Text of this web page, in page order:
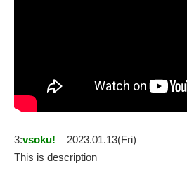
3:vsoku!
2023.01.13(Fri)
This is description